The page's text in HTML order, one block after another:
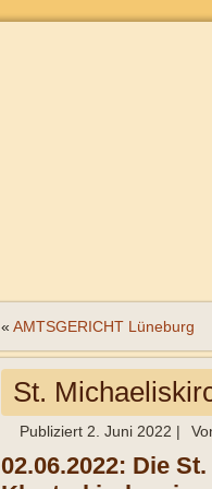
« AMTSGERICHT Lüneburg
St.
Publiziert 2. Juni 2022 |
02.06.2022: Die